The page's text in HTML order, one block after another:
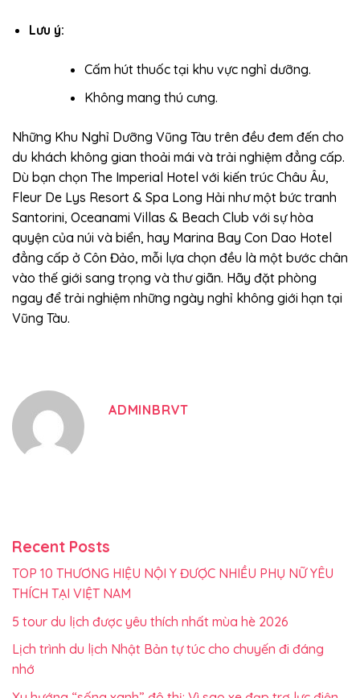
Lưu ý:
Cấm hút thuốc tại khu vực nghỉ dưỡng.
Không mang thú cưng.
Những Khu Nghỉ Dưỡng Vũng Tàu trên đều đem đến cho
du khách không gian thoải mái và trải nghiệm đẳng cấp.
Dù bạn chọn The Imperial Hotel với kiến trúc Châu Âu,
Fleur De Lys Resort & Spa Long Hải như một bức tranh
Santorini, Oceanami Villas & Beach Club với sự hòa
quyện của núi và biển, hay Marina Bay Con Dao Hotel
đẳng cấp ở Côn Đảo, mỗi lựa chọn đều là một bước chân
vào thế giới sang trọng và thư giãn. Hãy đặt phòng
ngay để trải nghiệm những ngày nghỉ không giới hạn tại
Vũng Tàu.
ADMINBRVT
Recent Posts
TOP 10 THƯƠNG HIỆU NỘI Y ĐƯỢC NHIỀU PHỤ NỮ YÊU
THÍCH TẠI VIỆT NAM
5 tour du lịch được yêu thích nhất mùa hè 2026
Lịch trình du lịch Nhật Bản tự túc cho chuyến đi đáng
nhớ